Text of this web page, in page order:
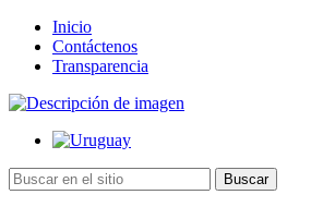
Inicio
Contáctenos
Transparencia